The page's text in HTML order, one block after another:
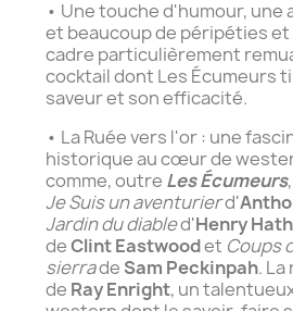
• Une touche d'humour, une
et beaucoup de péripéties
cadre particulièrement
cocktail dont Les Écumeurs
saveur et son efficacité.
• La Ruée vers l'or : une
historique au cœur de
comme, outre Les Écumeurs
Je Suis un aventurierd'
Jardin du diabled'Henry
deClint Eastwoodet Coups
sierradeSam Peckinpah.
de Ray Enright, un